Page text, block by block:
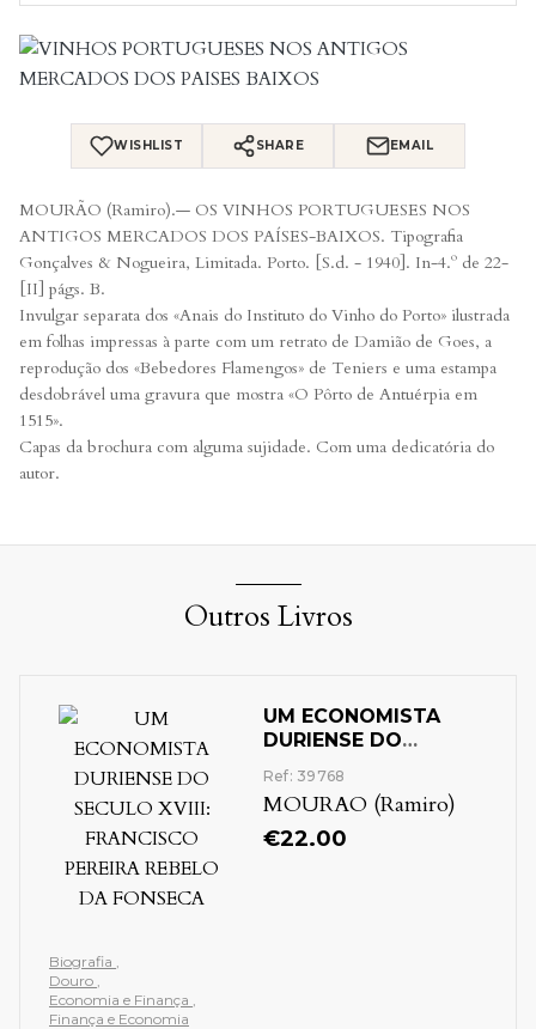
WISHLIST SHARE EMAIL
MOURÃO (Ramiro).— OS VINHOS PORTUGUESES NOS
ANTIGOS MERCADOS DOS PAÍSES-BAIXOS. Tipografia
Gonçalves & Nogueira, Limitada. Porto. [S.d. - 1940]. In-4.º de 22-
[II] págs. B.
Invulgar separata dos «Anais do Instituto do Vinho do Porto» ilustrada
em folhas impressas à parte com um retrato de Damião de Goes, a
reprodução dos «Bebedores Flamengos» de Teniers e uma estampa
desdobrável uma gravura que mostra «O Pôrto de Antuérpia em
1515».
Capas da brochura com alguma sujidade. Com uma dedicatória do
autor.
Outros Livros
UM ECONOMISTA
DURIENSE DO
SECULO XVIII:
FRANCISCO
PEREIRA REBELO
DA FONSECA
Ref: 39768
MOURAO (Ramiro)
€22.00
Biografia
Douro
Economia e Finança
Finança e Economia